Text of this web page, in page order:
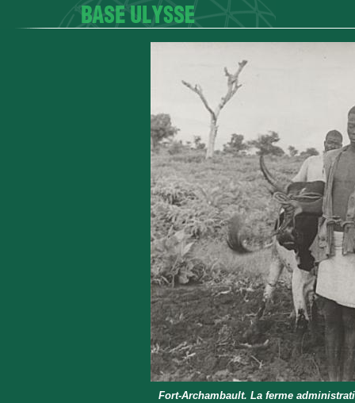
Fort-Archambault. La ferme